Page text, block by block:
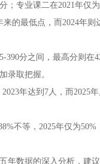
；专业课二在2021年仅
的最低点，而2024年
分之间，最高分则在
录取把握。
年达到7人，而
不等，2025年仅为
年数据的深入分析，建